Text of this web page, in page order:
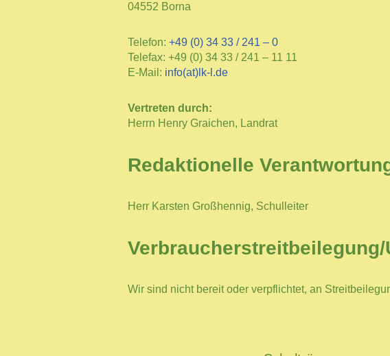
04552 Borna
Telefon: +49 (0) 34 33 / 241 – 0
Telefax: +49 (0) 34 33 / 241 – 11 11
E-Mail: info(at)lk-l.de
Vertreten durch:
Herrn Henry Graichen, Landrat
Redaktionelle
Herr Karsten Großhennig, Schulleiter
Wir sind nicht bereit oder verpflichtet, an